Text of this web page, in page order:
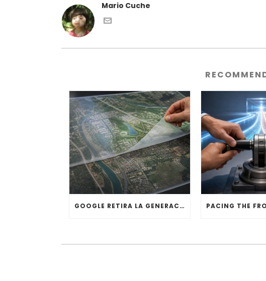
Mario Cuche
GOOGLE RETIRA LA GENERACIÓN DE IMÁGENES CON IA DE GOOGLE EARTH